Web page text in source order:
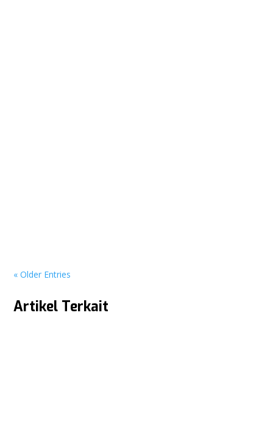
« Older Entries
Artikel Terkait